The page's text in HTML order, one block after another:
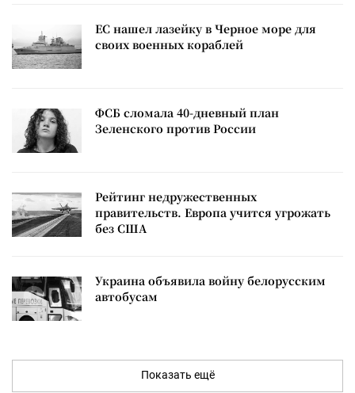
ЕС нашел лазейку в Черное море для
своих военных кораблей
ФСБ сломала 40-дневный план
Зеленского против России
Рейтинг недружественных
правительств. Европа учится угрожать
без США
Украина объявила войну белорусским
автобусам
Показать ещё